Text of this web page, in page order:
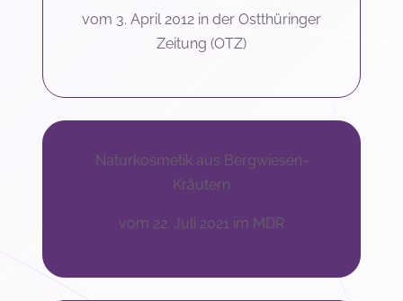
vom 3. April 2012 in der Ostthüringer
Zeitung (OTZ)
Naturkosmetik aus Bergwiesen-
Kräutern
vom 22. Juli 2021 im MDR